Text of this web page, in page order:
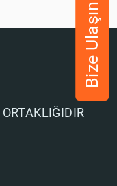
Bize Ulaşın
ORTAKLIĞIDIR